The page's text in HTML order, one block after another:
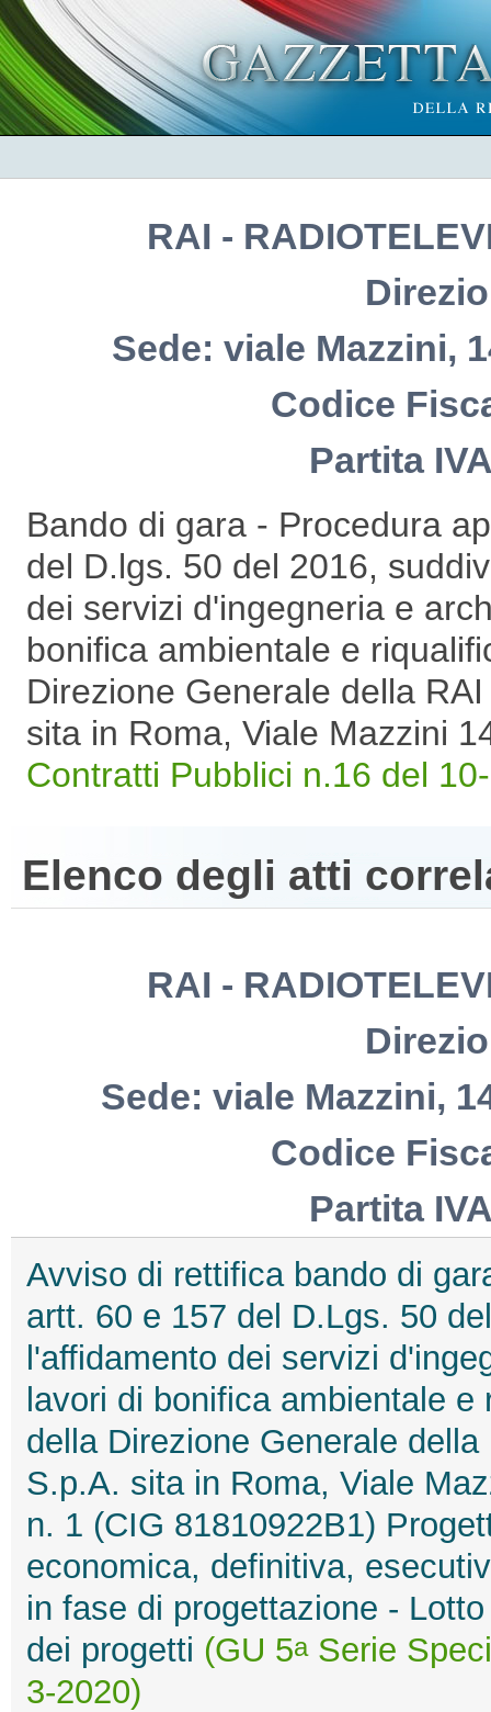
RAI -
Sede: viale Mazzini,
Codice
Partita
Bando di gara - Procedura
del D.lgs. 50 del 2016,
dei servizi d'ingegneria e
bonifica ambientale e
Direzione Generale della
sita in Roma, Viale Mazzini
Contratti Pubblici n.16 del
Elenco degli atti
RAI -
Sede: viale Mazzini,
Codice
Partita
Avviso di rettifica bando di
artt. 60 e 157 del D.Lgs. 50
l'affidamento dei servizi
lavori di bonifica ambientale
della Direzione Generale
S.p.A. sita in Roma, Viale
n. 1 (CIG 81810922B1)
economica, definitiva,
in fase di progettazione -
dei progetti (GU 5aSerie
3-2020)